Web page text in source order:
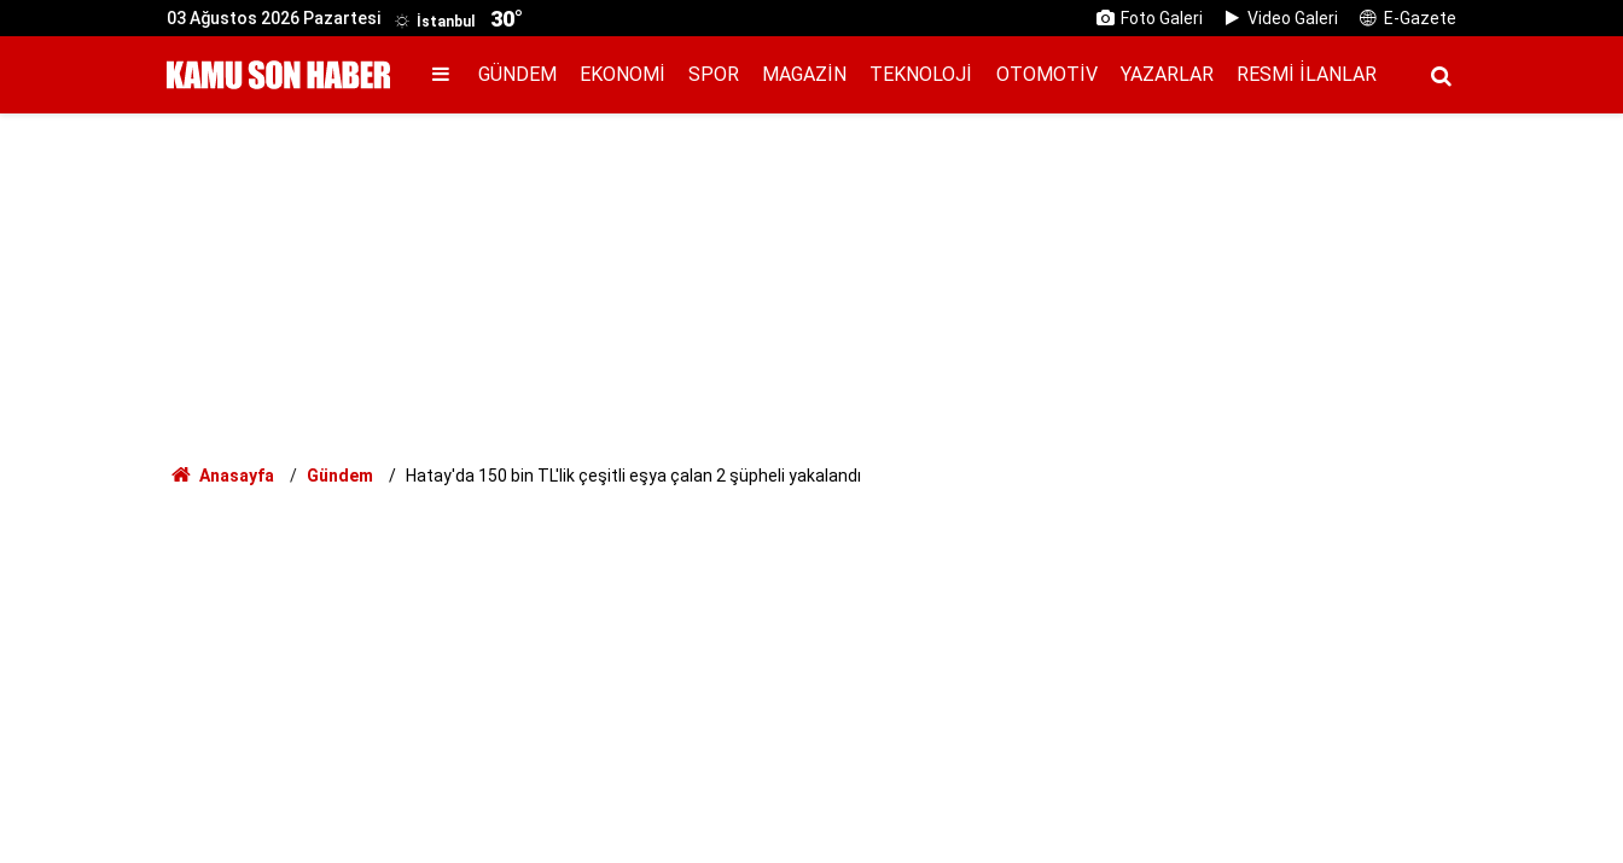
03 Ağustos 2026 Pazartesi İstanbul 30° Foto Galeri Video Galeri E-Gazete
GÜNDEM EKONOMI SPOR MAGAZIN TEKNOLOJI OTOMOTIV YAZARLAR RESMI İ̇LANLAR
Anasayfa Gündem Hatay'da 150 bin TL'lik çeşitli eşya çalan 2 şüpheli yakalandı